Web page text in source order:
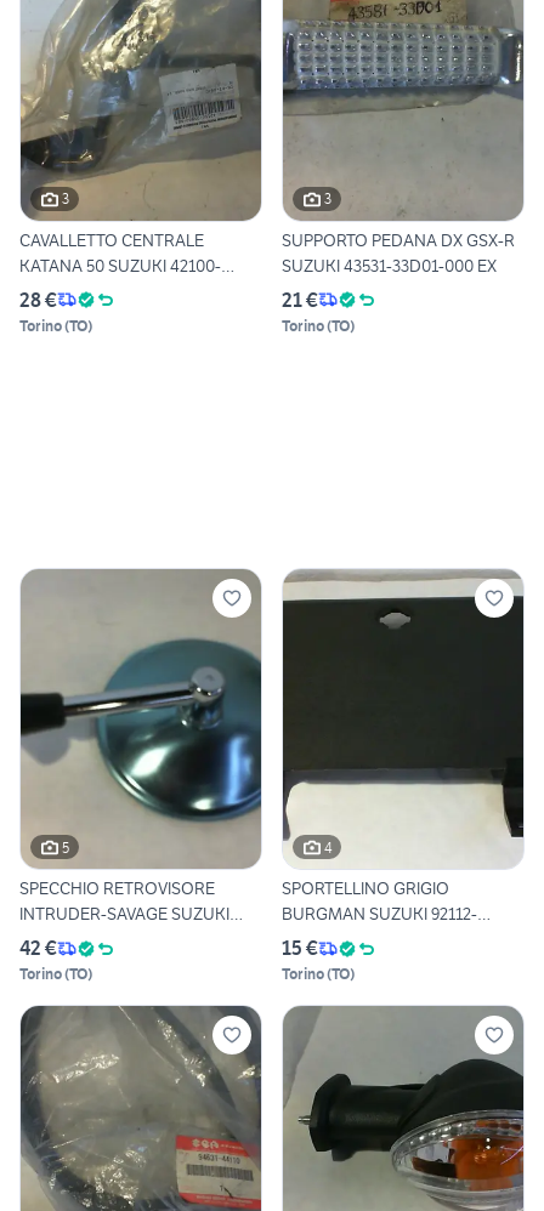
3
CAVALLETTO CENTRALE
KATANA 50 SUZUKI 42100-
35E00-E
28 €
Torino(TO)
3
SUPPORTO PEDANA DX GSX-R
SUZUKI 43531-33D01-000 EX
21 €
Torino(TO)
5
SPECCHIO RETROVISORE
INTRUDER-SAVAGE SUZUKI
56500-
42 €
Torino(TO)
4
SPORTELLINO GRIGIO
BURGMAN SUZUKI 92112-
20E00-19U
15 €
Torino(TO)